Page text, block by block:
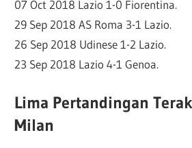
07 Oct 2018 Lazio 1-0 Fiorentina.
29 Sep 2018 AS Roma 3-1 Lazio.
26 Sep 2018 Udinese 1-2 Lazio.
23 Sep 2018 Lazio 4-1 Genoa.
Lima Pertandingan
Milan